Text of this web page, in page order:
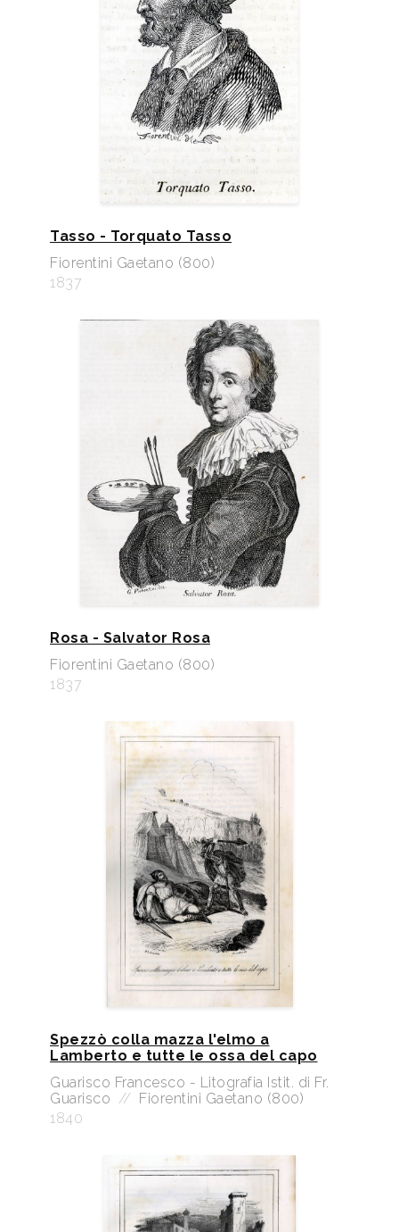
Tasso - Torquato Tasso
Fiorentini Gaetano (800)
1837
Rosa - Salvator Rosa
Fiorentini Gaetano (800)
1837
Spezzò colla mazza l'elmo a
Lamberto e tutte le ossa del capo
Guarisco Francesco - Litografia Istit. di Fr.
Guarisco // Fiorentini Gaetano (800)
1840